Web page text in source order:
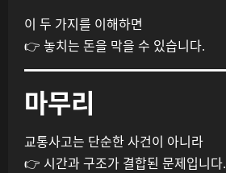
이 두 가지를 이해하면
👉 놓치는 돈을 막을 수 있습니다.
마무리
교통사고는 단순한 사건이 아니라
👉 시간과 구조가 결합된 문제입니다.